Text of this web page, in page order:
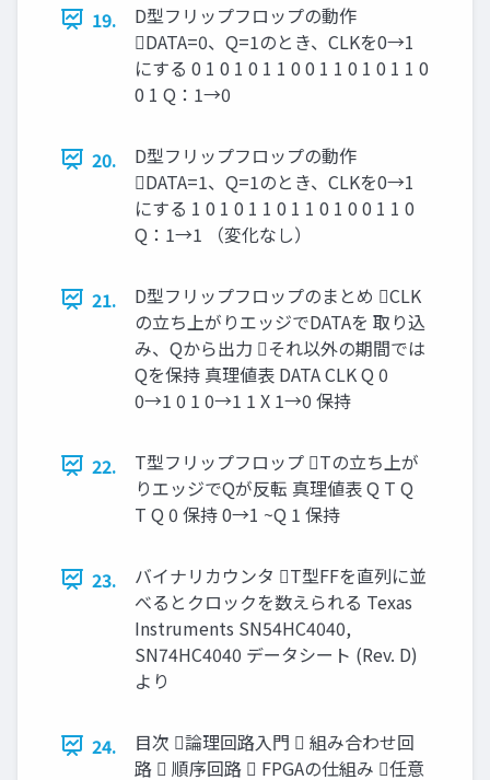
19.
D型フリップフロップの動作
DATA=0、Q=1のとき、CLKを0→1
にする 0 1 0 1 0 1 1 0 0 1 1 0 1 0 1 1 0
0 1 Q：1→0
20.
D型フリップフロップの動作
DATA=1、Q=1のとき、CLKを0→1
にする 1 0 1 0 1 1 0 1 1 0 1 0 0 1 1 0
Q：1→1 （変化なし）
21.
D型フリップフロップのまとめ CLK
の立ち上がりエッジでDATAを 取り込
み、Qから出力 それ以外の期間では
Qを保持 真理値表 DATA CLK Q 0
0→1 0 1 0→1 1 X 1→0 保持
22.
T型フリップフロップ Tの立ち上が
りエッジでQが反転 真理値表 Q T Q
T Q 0 保持 0→1 ~Q 1 保持
23.
バイナリカウンタ T型FFを直列に並
べるとクロックを数えられる Texas
Instruments SN54HC4040,
SN74HC4040 データシート (Rev. D)
より
24.
目次 論理回路入門  組み合わせ回
路  順序回路  FPGAの仕組み 任意